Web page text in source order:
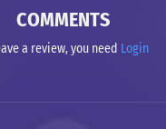
COMMENTS
a review, you need Login